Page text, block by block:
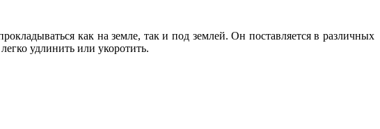
как на земле, так и под землей. Он поставляется в различных
удлинить или укоротить.